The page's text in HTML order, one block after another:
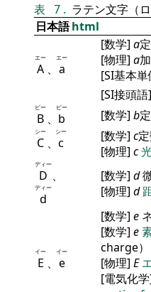
表 7 . ラテン文字（ロ
日本語html
A
エー
、 a
エー
[数学] a
[物理] a
[SI基本単
[SI接頭
B
ビー
、 b
ビー
[数学] b
C
シー
、 c
シー [数学] c
[物理] c
D
ディー
、
d
ディー
[数学] d
[物理] d
E
イー
、 e
イー
[数学] e
[数学] e
charge）
[物理] E
[電気化